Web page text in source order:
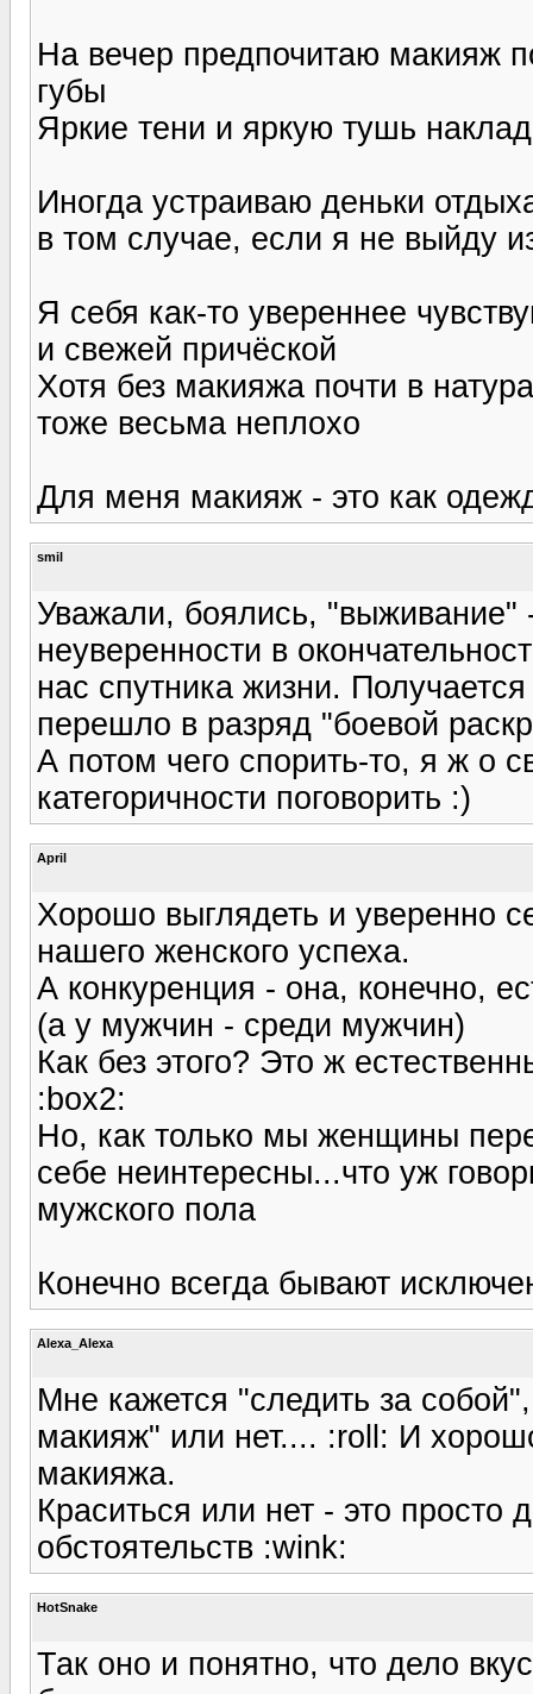
На вечер предпочитаю макияж
губы
Яркие тени и яркую тушь
Иногда устраиваю деньки
в том случае, если я не выйду
Я себя как-то увереннее
и свежей причёской
Хотя без макияжа почти в
тоже весьма неплохо
Для меня макияж - это как
smil
Уважали, боялись, "выживание"
неуверенности в
нас спутника жизни.
перешло в разряд "боевой
А потом чего спорить-то, я ж о
категоричности поговорить :)
April
Хорошо выглядеть и уверенно
нашего женского успеха.
А конкуренция - она, конечно,
(а у мужчин - среди мужчин)
Как без этого? Это ж
:box2:
Но, как только мы женщины
себе неинтересны...что уж
мужского пола
Конечно всегда бывают
Alexa_Alexa
Мне кажется "следить за
макияж" или нет.... :roll: И
макияжа.
Краситься или нет - это просто
обстоятельств :wink:
HotSnake
Так оно и понятно, что дело